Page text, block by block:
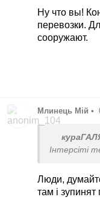
Ну что вы!
перевозки.
сооружают.
Млинець Мій •
Інтерсіті
Люди,
там і зупинят